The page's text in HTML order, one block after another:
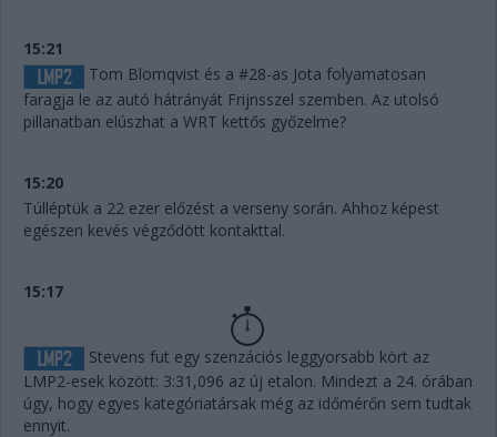
15:21
Tom Blomqvist és a #28-as Jota folyamatosan
faragja le az autó hátrányát Frijnsszel szemben. Az utolsó
pillanatban elúszhat a WRT kettős győzelme?
15:20
Túlléptük a 22 ezer előzést a verseny során. Ahhoz képest
egészen kevés végződött kontakttal.
15:17
Stevens fut egy szenzációs leggyorsabb kört az
LMP2-esek között: 3:31,096 az új etalon. Mindezt a 24. órában
úgy, hogy egyes kategóriatársak még az időmérőn sem tudtak
ennyit.